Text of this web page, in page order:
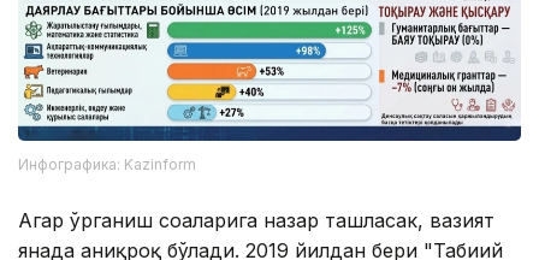
Инфографика: Kazinform
Агар ўрганиш соҳаларига назар ташласак, вазият
янада аниқроқ бўлади. 2019 йилдан бери "Табиий